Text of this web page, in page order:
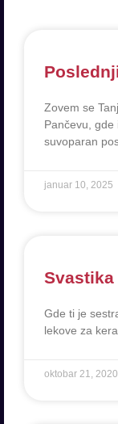
Zovem se
Pančevu,
suvoparan
januar 10, 2025
Svastika
Gde ti je
lekove za
oktobar 21, 2020